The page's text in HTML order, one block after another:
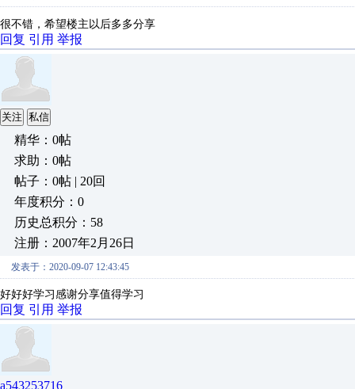
很不错，希望楼主以后多多分享
回复 引用 举报
关注 私信
精华：0帖
求助：0帖
帖子：0帖 | 20回
年度积分：0
历史总积分：58
注册：2007年2月26日
发表于：2020-09-07 12:43:45
好好好学习感谢分享值得学习
回复 引用 举报
a543253716